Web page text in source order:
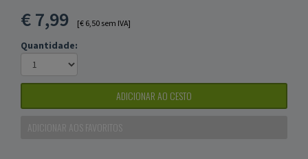
€7,99 [€ 6,50 sem IVA]
Quantidade:
ADICIONAR AO CESTO
ADICIONAR AOS FAVORITOS